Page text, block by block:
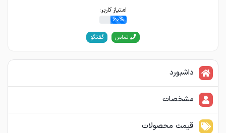
امتیاز کاربر:
60%
تماس گفتگو
داشبورد
مشخصات
قیمت محصولات